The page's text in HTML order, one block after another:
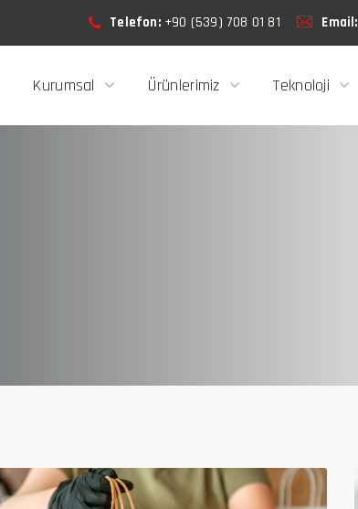
Telefon:+90 (539) 708 01 81 Email:
Kurumsal Ürünlerimiz Teknoloji